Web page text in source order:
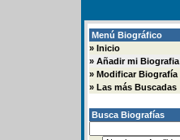
Menú Biográfico
» Inicio
» Añadir mi Biografia
» Modificar Biografía
» Las más Buscadas
Busca Biografías